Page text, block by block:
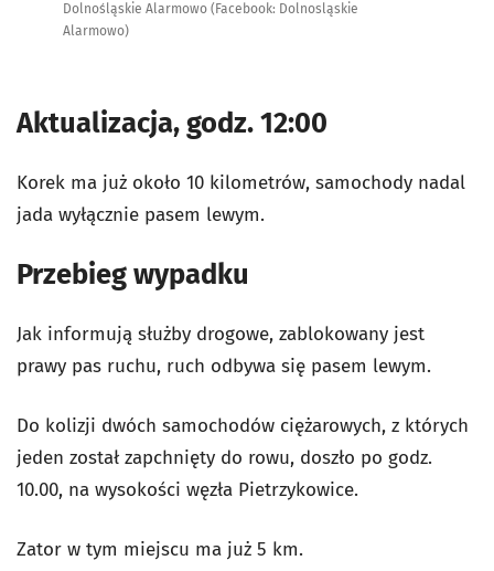
Dolnośląskie Alarmowo (Facebook: Dolnosląskie
Alarmowo)
Aktualizacja, godz. 12:00
Korek ma już około 10 kilometrów, samochody nadal
jada wyłącznie pasem lewym.
Przebieg wypadku
Jak informują służby drogowe, zablokowany jest
prawy pas ruchu, ruch odbywa się pasem lewym.
Do kolizji dwóch samochodów ciężarowych, z których
jeden został zapchnięty do rowu, doszło po godz.
10.00, na wysokości węzła Pietrzykowice.
Zator w tym miejscu ma już 5 km.